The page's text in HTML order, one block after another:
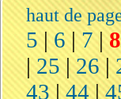
haut de
5 |6 |7|8
|25 |26|
43|44|